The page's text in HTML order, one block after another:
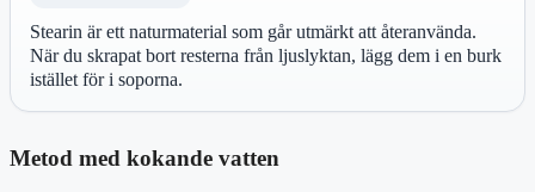
Stearin är ett naturmaterial som går utmärkt att återanvända.
När du skrapat bort resterna från ljuslyktan, lägg dem i en burk
istället för i soporna.
Metod med kokande vatten